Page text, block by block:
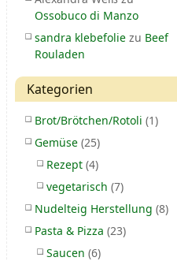
Ossobuco di Manzo
sandra klebefolie zu Beef
Rouladen
Kategorien
Brot/Brötchen/Rotoli (1)
Gemüse (25)
Rezept (4)
vegetarisch (7)
Nudelteig Herstellung (8)
Pasta & Pizza (23)
Saucen (6)